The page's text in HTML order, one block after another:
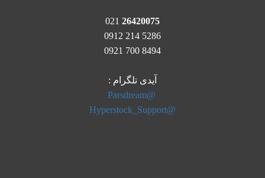
021 26420075
5286 214 0912
8494 700 0921
آیدی تلگرام :
@Parsdream
@Hyperstock_Support